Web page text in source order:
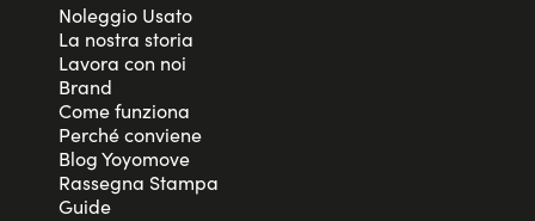
Noleggio Usato
La nostra storia
Lavora con noi
Brand
Come funziona
Perché conviene
Blog Yoyomove
Rassegna Stampa
Guide